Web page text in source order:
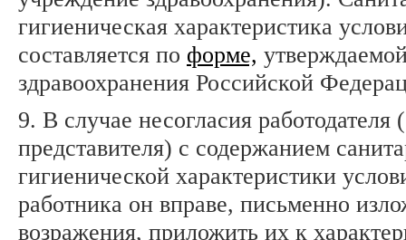
гигиеническая характеристика
составляется по форме,
здравоохранения Российской
9. В случае несогласия работодателя
представителя) с содержанием
гигиенической характеристики
работника он вправе, письменно
возражения, приложить их к